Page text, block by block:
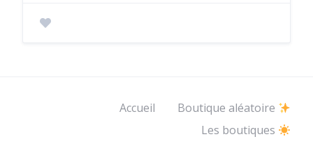
Accueil
Boutique aléatoire
Les boutiques